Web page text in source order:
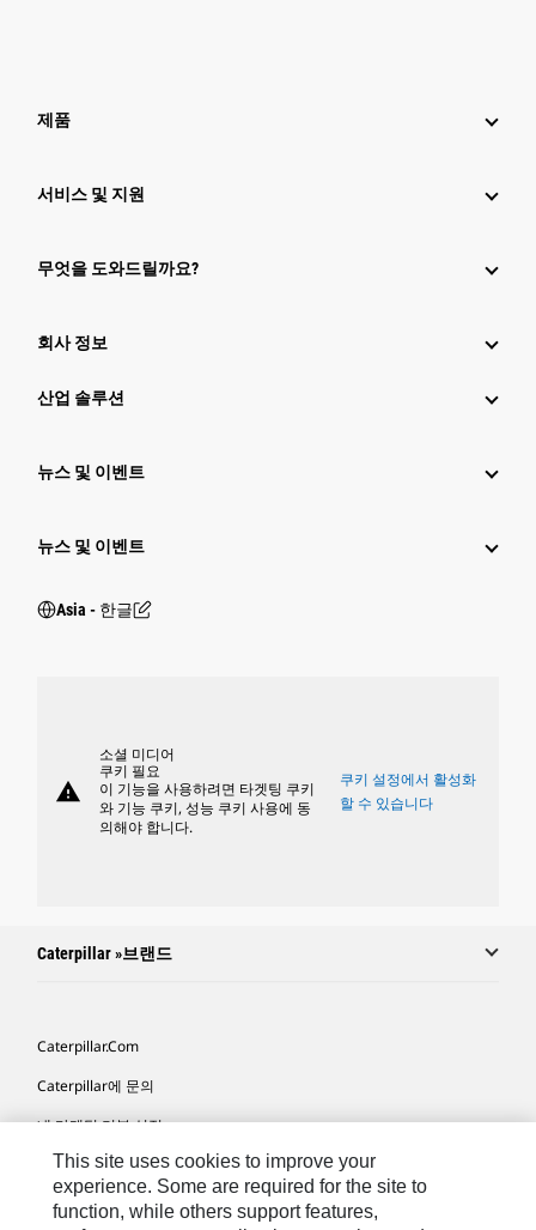
제품
서비스 및 지원
무엇을 도와드릴까요?
회사 정보
산업 솔루션
뉴스 및 이벤트
뉴스 및 이벤트
Asia - 한글
warning
소셜 미디어
쿠키 필요
이 기능을 사용하려면 타겟팅 쿠키
와 기능 쿠키, 성능 쿠키 사용에 동
의해야 합니다.
쿠키 설정에서 활성화
할 수 있습니다
Caterpillar »브랜드
Caterpillar.com
Caterpillar에 문의
내 마케팅 기본 설정
사이트 맵
Cookie Settings
This site uses cookies to improve your
experience. Some are required for the site to
function, while others support features,